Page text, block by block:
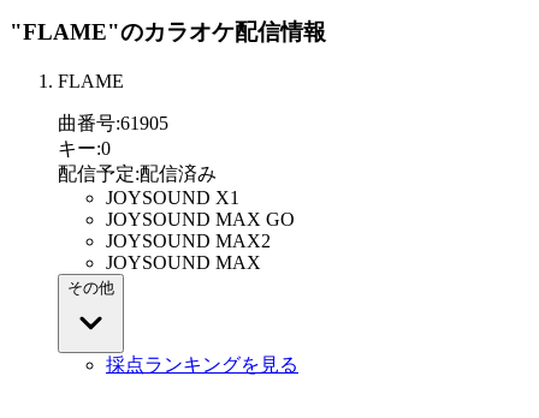
"FLAME"のカラオケ配信情報
FLAME
曲番号:61905
キー:0
配信予定:配信済み
JOYSOUND X1
JOYSOUND MAX GO
JOYSOUND MAX2
JOYSOUND MAX
その他
採点ランキングを見る